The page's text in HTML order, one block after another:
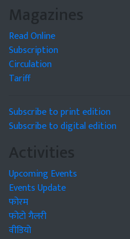
Magazines
Read Online
Subscription
Circulation
Tariff
Subscribe to print edition
Subscribe to digital edition
Activities
Upcoming Events
Events Update
फोरम
फोटो गैलरी
वीडियो